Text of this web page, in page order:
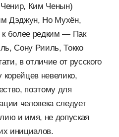
Ким Ченын)
Дэджун, Но Мухён,
более редким — Пак
Сону Рииль, Токко
в отличие от русского
невелико,
поэтому для
человека следует
и имя, не допуская
инициалов.